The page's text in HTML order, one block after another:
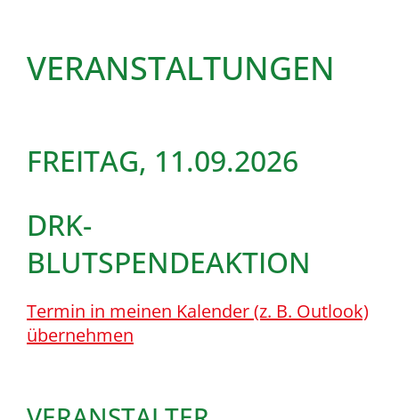
VERANSTALTUNGEN
FREITAG, 11.09.2026
DRK-
BLUTSPENDEAKTION
Termin in meinen Kalender (z. B. Outlook)
übernehmen